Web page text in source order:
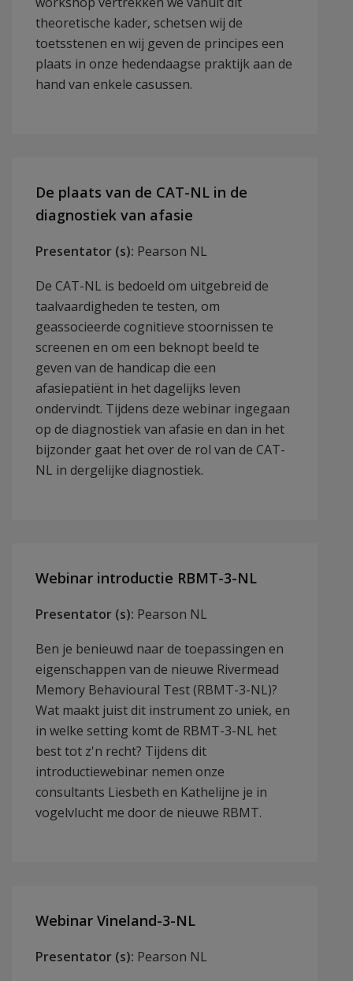
theoretische kader, schetsen wij de
toetsstenen en wij geven de principes een
plaats in onze hedendaagse praktijk aan de
hand van enkele casussen.
De plaats van de CAT-NL in de
diagnostiek van afasie
Presentator (s): Pearson NL
De CAT-NL is bedoeld om uitgebreid de
taalvaardigheden te testen, om
geassocieerde cognitieve stoornissen te
screenen en om een beknopt beeld te
geven van de handicap die een
afasiepatiënt in het dagelijks leven
ondervindt. Tijdens deze webinar ingegaan
op de diagnostiek van afasie en dan in het
bijzonder gaat het over de rol van de CAT-
NL in dergelijke diagnostiek.
Webinar introductie RBMT-3-NL
Presentator (s): Pearson NL
Ben je benieuwd naar de toepassingen en
eigenschappen van de nieuwe Rivermead
Memory Behavioural Test (RBMT-3-NL)?
Wat maakt juist dit instrument zo uniek, en
in welke setting komt de RBMT-3-NL het
best tot z'n recht? Tijdens dit
introductiewebinar nemen onze
consultants Liesbeth en Kathelijne je in
vogelvlucht me door de nieuwe RBMT.
Webinar Vineland-3-NL
Presentator (s): Pearson NL